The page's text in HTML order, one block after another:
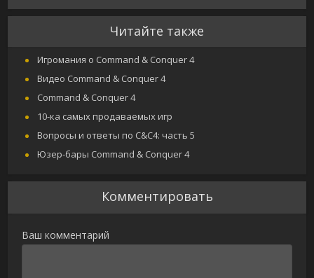
Читайте также
Игромания о Command & Conquer 4
Видео Command & Conquer 4
Command & Conquer 4
10-ка самых продаваемых игр
Вопросы и ответы по C&C4: часть 5
Юзер-бары Command & Conquer 4
Комментировать
Ваш комментарий